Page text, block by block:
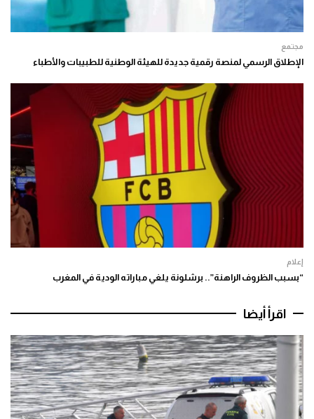
مجتمع
الإطلاق الرسمي لمنصة رقمية جديدة للهيئة الوطنية للطبيبات والأطباء
إعلام
“بسبب الظروف الراهنة”.. برشلونة يلغي مباراته الودية في المغرب
اقرأ أيضا